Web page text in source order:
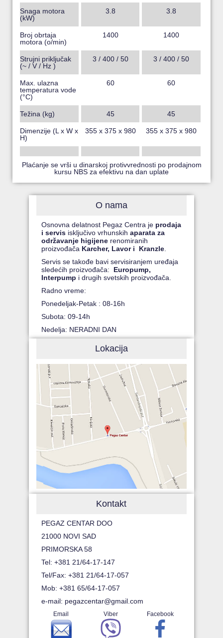
Snaga motora
(kW)
3.8 3.8
Broj obrtaja
motora (o/min)
1400 1400
Strujni priključak
(~ / V / Hz )
3 / 400 / 50 3 / 400 / 50
Max. ulazna
temperatura vode
(°C)
60 60
Težina (kg) 45 45
Dimenzije (L x W x
H)
355 x 375 x 980 355 x 375 x 980
Plaćanje se vrši u dinarskoj protivvrednosti po prodajnom
kursu NBS za efektivu na dan uplate
O nama
Osnovna delatnost Pegaz Centra je prodaja
i servis isključivo vrhunskihaparata za
održavanje higijene renomiranih
proizvođača Karcher, Lavor i Kranzle
Servis se takođe bavi servisiranjem uređaja
sledećih proizvođača: Europump,
Interpump i drugih svetskih proizvođača.
Radno vreme:
Ponedeljak-Petak : 08-16h
Subota: 09-14h
Nedelja: NERADNI DAN
Lokacija
Kontakt
PEGAZ CENTAR DOO
21000 NOVI SAD
PRIMORSKA 58
Tel: +381 21/64-17-147
Tel/Fax: +381 21/64-17-057
Mob: +381 65/64-17-057
e-mail: pegazcentar@gmail.com
Email Viber Facebook